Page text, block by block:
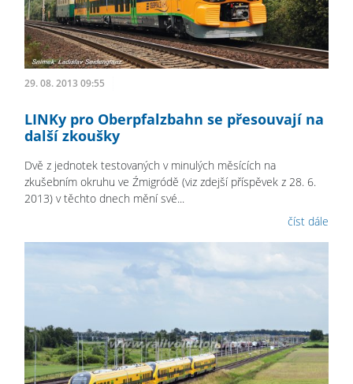
29. 08. 2013 09:55
LINKy pro Oberpfalzbahn se přesouvají na
další zkoušky
Dvě z jednotek testovaných v minulých měsících na
zkušebním okruhu ve Źmigródě (viz zdejší příspěvek z 28. 6.
2013) v těchto dnech mění své...
číst dále